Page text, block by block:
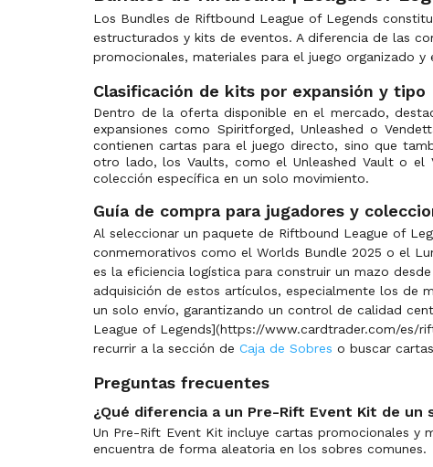
Los Bundles de Riftbound League of Legends
estructurados y kits de eventos. A diferencia de las
promocionales, materiales para el juego organizado
Clasificación de kits por expansión y tipo
Dentro de la oferta disponible en el mercado,
expansiones como Spiritforged, Unleashed o
contienen cartas para el juego directo, sino que
otro lado, los Vaults, como el Unleashed Vault o el
colección específica en un solo movimiento.
Guía de compra para jugadores y
Al seleccionar un paquete de Riftbound League of
conmemorativos como el Worlds Bundle 2025 o el
es la eficiencia logística para construir un mazo
adquisición de estos artículos, especialmente los de
un solo envío, garantizando un control de calidad
League of Legends](https://www.cardtrader.com/es/
recurrir a la sección de Caja de Sobres o buscar
Preguntas frecuentes
¿Qué diferencia a un Pre-Rift Event Kit de un
Un Pre-Rift Event Kit incluye cartas promocionales y
encuentra de forma aleatoria en los sobres comunes.